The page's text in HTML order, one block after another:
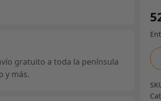
gratuito a toda la península
y más.
con